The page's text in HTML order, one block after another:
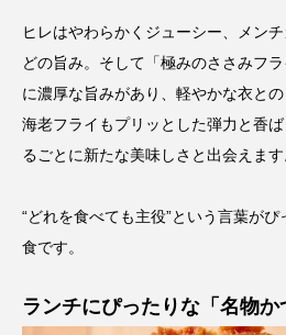
ヒレはやわらかくジューシー、メン
どの旨み。そして「極みのささみフ
に濃厚な旨みがあり、軽やかな衣と
海老フライもプリッとした弾力と香
るごとに新たな美味しさと出会えます
“どれを食べても主役”という言葉が
食です。
ランチにぴったりな「名物か